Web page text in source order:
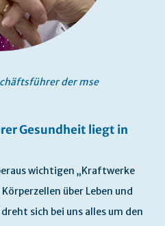
der mse
Gesundheit liegt in
wichtigen „Kraftwerke
über Leben und
sich bei uns alles um den